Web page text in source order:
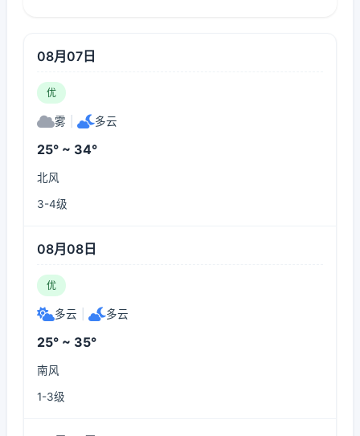
08月07日
优
雾 多云
25° ~ 34°
北风
3-4级
08月08日
优
多云 多云
25° ~ 35°
南风
1-3级